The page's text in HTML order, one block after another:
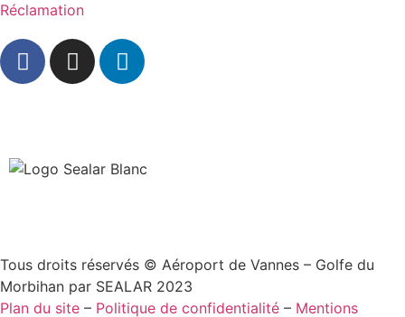
Réclamation
Tous droits réservés © Aéroport de Vannes – Golfe du
Morbihan par SEALAR 2023
Plan du site – Politique de confidentialité – Mentions